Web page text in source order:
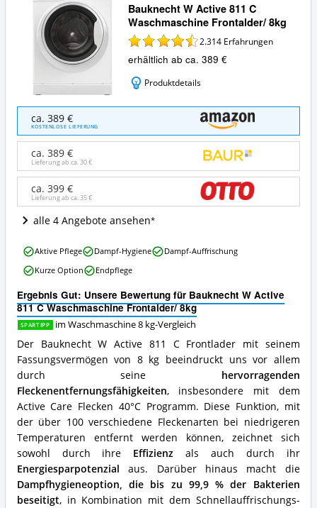
Bauknecht W Active 811 C
Waschmaschine Frontalder/ 8kg
2.314 Erfahrungen
erhältlich ab ca. 389 €
Produktdetails
Bauknecht
Active
811
Waschmaschine
Frontalder/
8kg
Angebote:
Wo
diese
Waschmaschine
kg
erhältlich?
ca. 389 €
KOSTENLOSE LIEFERUNG
ca. 389 €
Lieferung ab ca.30 €
ca. 399 €
Lieferung ab ca.35 €
alle 4 Angebote ansehen
Ergebnis Gut: Unsere Bewertung für Bauknecht W Active
811 C Waschmaschine Frontalder/ 8kg
SPARTIPP im Waschmaschine 8 kg-Vergleich
Der Bauknecht W Active 811 C Frontlader mit seinem
Fassungsvermögen von 8 kg beeindruckt uns vor allem
durch seine hervorragenden
Fleckenentfernungsfähigkeiten, insbesondere mit dem
Active Care Flecken 40°C Programm. Diese Funktion, mit
der über 100 verschiedene Fleckenarten bei niedrigeren
Temperaturen entfernt werden können, zeichnet sich
sowohl durch ihre Effizienz als auch durch ihr
Energiesparpotenzial aus. Darüber hinaus macht die
Dampfhygieneoption, die bis zu 99,9 % der Bakterien
beseitigt, in Kombination mit dem Schnellauffrischungs-
Bauknecht
Active
C
Waschmaschine
Frontalder/
8kg
Vorteile:
Was
spricht
für
diese
Waschmaschine
8
kg?
Aktive Pflege Dampf-Hygiene
Dampf-Auffrischung
Kurze Option
Endpflege